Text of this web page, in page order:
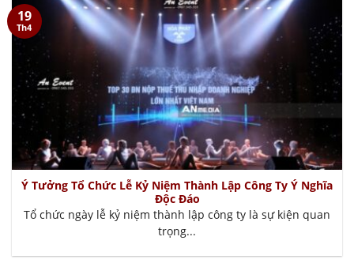
Ý Tưởng Tổ Chức Lễ Kỷ Niệm Thành Lập Công Ty Ý Nghĩa
Độc Đáo
Tổ chức ngày lễ kỷ niệm thành lập công ty là sự kiện quan
trọng...
19
Th4